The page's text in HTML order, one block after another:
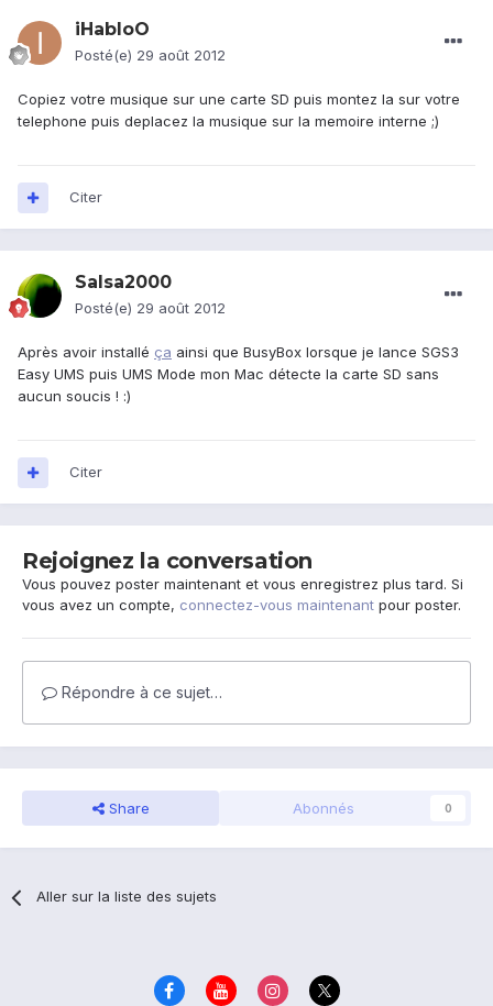
iHabloO
Posté(e) 29 août 2012
Copiez votre musique sur une carte SD puis montez la sur votre
telephone puis deplacez la musique sur la memoire interne ;)
Citer
Salsa2000
Posté(e) 29 août 2012
Après avoir installé ça ainsi que BusyBox lorsque je lance SGS3
Easy UMS puis UMS Mode mon Mac détecte la carte SD sans
aucun soucis ! :)
Citer
Rejoignez la conversation
Vous pouvez poster maintenant et vous enregistrez plus tard. Si
vous avez un compte, connectez-vous maintenant pour poster.
Répondre à ce sujet…
Share Abonnés 0
Aller sur la liste des sujets